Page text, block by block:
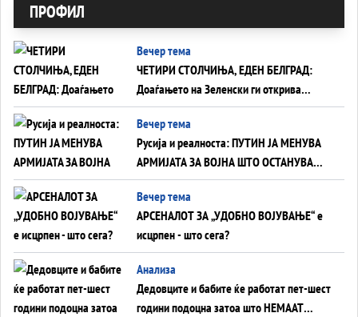
ПРОФИЛ
Вечер тема
ЧЕТИРИ СТОЛЧИЊА, ЕДЕН БЕЛГРАД:
Доаѓањето на Зеленски ги открива
тајните на политиката на балансирање
на Вучиќ
Вечер тема
Русија и реалноста: ПУТИН ЈА МЕНУВА
АРМИЈАТА ЗА ВОЈНА ШТО ОСТАНУВА
БЕЗ ФРОНТ
Вечер тема
АРСЕНАЛОТ ЗА „УДОБНО ВОЈУВАЊЕ“ е
исцрпен - што сега?
Анализа
Дедовците и бабите ќе работат пет-шест
години подоцна затоа што НЕМААТ